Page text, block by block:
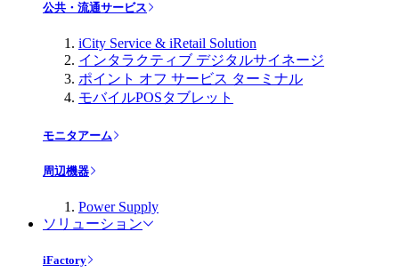
公共・流通サービス
iCity Service & iRetail Solution
インタラクティブ デジタルサイネージ
ポイント オフ サービス ターミナル
モバイルPOSタブレット
モニタアーム
周辺機器
Power Supply
ソリューション
iFactory